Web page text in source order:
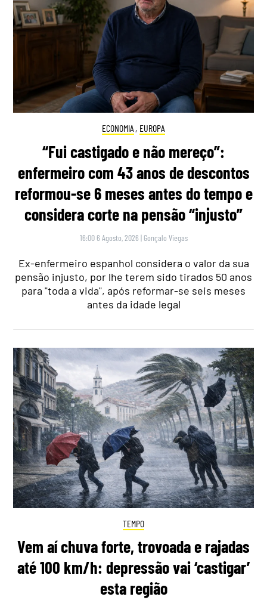
ECONOMIA , EUROPA
“Fui castigado e não mereço”:
enfermeiro com 43 anos de descontos
reformou-se 6 meses antes do tempo e
considera corte na pensão “injusto”
16:00 6 Agosto, 2026 | Gonçalo Viegas
Ex-enfermeiro espanhol considera o valor da sua
pensão injusto, por lhe terem sido tirados 50 anos
para "toda a vida", após reformar-se seis meses
antes da idade legal
TEMPO
Vem aí chuva forte, trovoada e rajadas
até 100 km/h: depressão vai ‘castigar’
esta região